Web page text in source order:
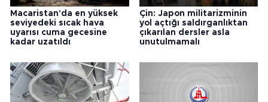
Macaristan'da en yüksek
seviyedeki sıcak hava
uyarısı cuma gecesine
kadar uzatıldı
Çin: Japon militarizminin
yol açtığı saldırganlıktan
çıkarılan dersler asla
unutulmamalı